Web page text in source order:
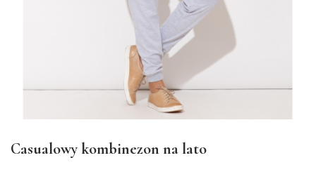
Casualowy kombinezon na lato